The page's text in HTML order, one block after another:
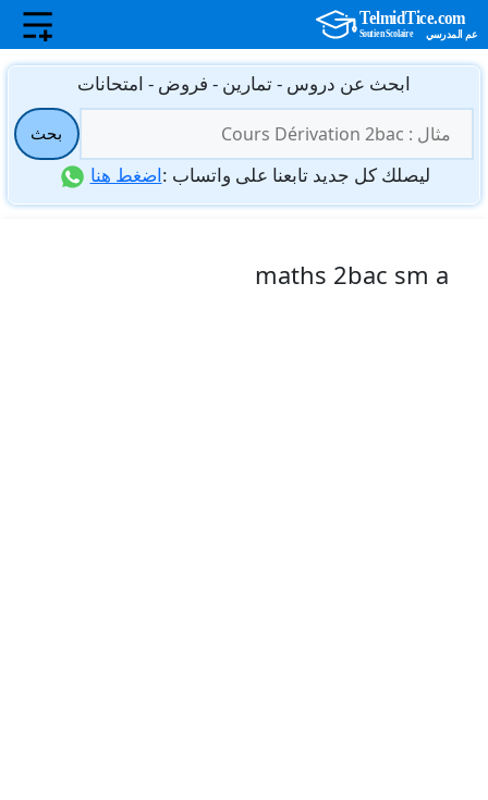
انتقل
المحتوى
ابحث عن دروس - تمارين - فروض - امتحانات
عن:
بحث
ليصلك كل جديد تابعنا على واتساب :اضغط هنا
maths 2bac sm a